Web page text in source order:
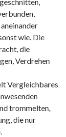
wie. Die
die
Verdrehen
Vergleichbares
trommelten,
die nur